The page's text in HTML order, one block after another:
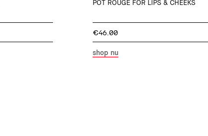
POT ROUGE FOR LIPS & CHEEKS
€46.00
shop nu